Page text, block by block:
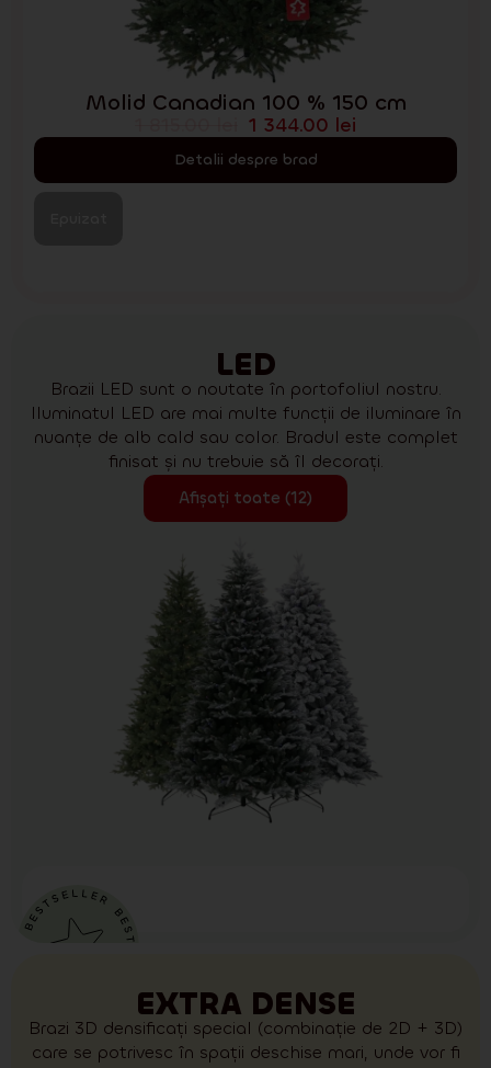
Molid Canadian 100 % 150 cm
1 344.00 lei
Detalii despre brad
LED
Brazii LED sunt o noutate în portofoliul nostru.
Iluminatul LED are mai multe funcții de iluminare în
nuanțe de alb cald sau color. Bradul este complet
finisat și nu trebuie să îl decorați.
Afișați toate (12)
EXTRA DENSE
Brazi 3D densificați special (combinație de 2D + 3D)
care se potrivesc în spații deschise mari, unde vor fi